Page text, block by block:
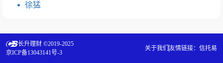
徐猛
长升理财 ©2019-2025
京ICP备13043141号-3
关于我们 友情链接： 信托易